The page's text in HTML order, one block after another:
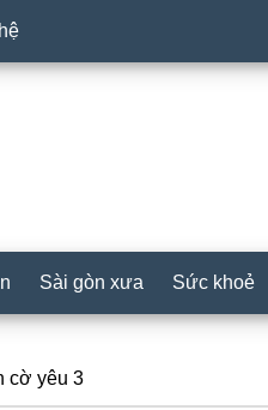
Sài gòn xưa Sức khoẻ
cờ yêu 3